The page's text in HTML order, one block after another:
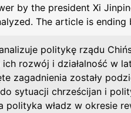
by the president Xi
The article is ending
politykę rządu
ich rozwój i działalność w
zagadnienia zostały
sytuacji chrześcijan i
polityka władz w okresie